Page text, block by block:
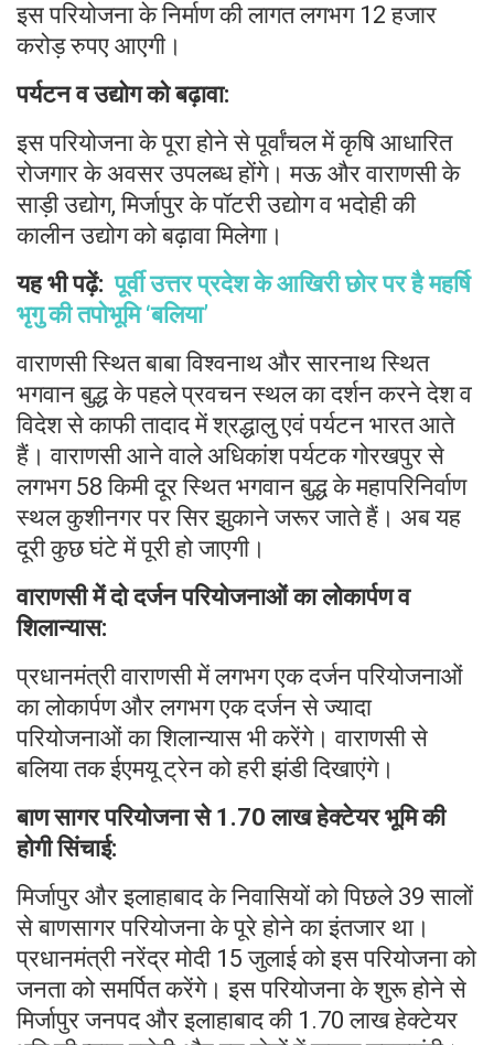
इस परियोजना के निर्माण की लागत लगभग 12 हजार
करोड़ रुपए आएगी।
पर्यटन व उद्योग को बढ़ावा:
इस परियोजना के पूरा होने से पूर्वांचल में कृषि आधारित
रोजगार के अवसर उपलब्ध होंगे। मऊ और वाराणसी के
साड़ी उद्योग, मिर्जापुर के पॉटरी उद्योग व भदोही की
कालीन उद्योग को बढ़ावा मिलेगा।
यह भी पढ़ें:पूर्वी उत्तर प्रदेश के आखिरी छोर पर है महर्षि
भृगु की तपोभूमि ‘बलिया’
वाराणसी स्थित बाबा विश्वनाथ और सारनाथ स्थित
भगवान बुद्ध के पहले प्रवचन स्थल का दर्शन करने देश व
विदेश से काफी तादाद में श्रद्धालु एवं पर्यटन भारत आते
हैं। वाराणसी आने वाले अधिकांश पर्यटक गोरखपुर से
लगभग 58 किमी दूर स्थित भगवान बुद्ध के महापरिनिर्वाण
स्थल कुशीनगर पर सिर झुकाने जरूर जाते हैं। अब यह
दूरी कुछ घंटे में पूरी हो जाएगी।
वाराणसी में दो दर्जन परियोजनाओं का लोकार्पण व
शिलान्यास:
प्रधानमंत्री वाराणसी में लगभग एक दर्जन परियोजनाओं
का लोकार्पण और लगभग एक दर्जन से ज्यादा
परियोजनाओं का शिलान्यास भी करेंगे। वाराणसी से
बलिया तक ईएमयू ट्रेन को हरी झंडी दिखाएंगे।
बाण सागर परियोजना से 1.70 लाख हेक्टेयर भूमि की
होगी सिंचाई:
मिर्जापुर और इलाहाबाद के निवासियों को पिछले 39 सालों
से बाणसागर परियोजना के पूरे होने का इंतजार था।
प्रधानमंत्री नरेंद्र मोदी 15 जुलाई को इस परियोजना को
जनता को समर्पित करेंगे। इस परियोजना के शुरू होने से
मिर्जापुर जनपद और इलाहाबाद की 1.70 लाख हेक्टेयर